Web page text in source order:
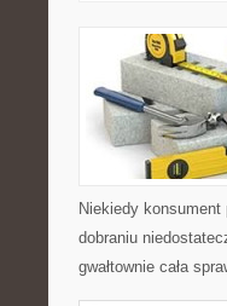
Niekiedy
dobraniu
gwałtownie cała